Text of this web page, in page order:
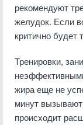
рекомендуют
желудок. Если
критично будет
Тренировки,
жира еще не
минут
происходит